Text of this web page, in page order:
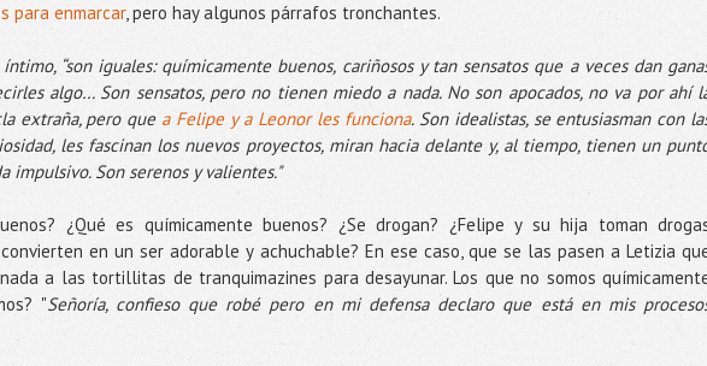
para enmarcar, pero hay algunos párrafos tronchantes.
“son iguales: químicamente buenos, cariñosos y tan sensatos que a veces dan
algo… Son sensatos, pero no tienen miedo a nada. No son apocados, no va por ahí
extraña, pero que a Felipe y a Leonor les funciona. Son idealistas, se entusiasman con
les fascinan los nuevos proyectos, miran hacia delante y, al tiempo, tienen un
impulsivo. Son serenos y valientes."
¿Qué es químicamente buenos? ¿Se drogan? ¿Felipe y su hija toman
en un ser adorable y achuchable? En ese caso, que se las pasen a Letizia
a las tortillitas de tranquimazines para desayunar. Los que no somos
"Señoría, confieso que robé pero en mi defensa declaro que está en mis